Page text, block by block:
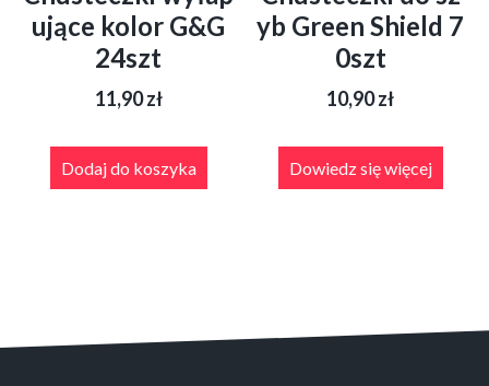
ujące kolor G&G
24szt
11,90zł
Dodaj do koszyka
yb Green Shield 7
0szt
10,90zł
Dowiedz się więcej